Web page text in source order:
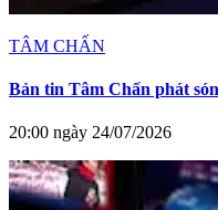
TÂM CHẤN
Bản tin Tâm Chấn phát
20:00 ngày 24/07/2026